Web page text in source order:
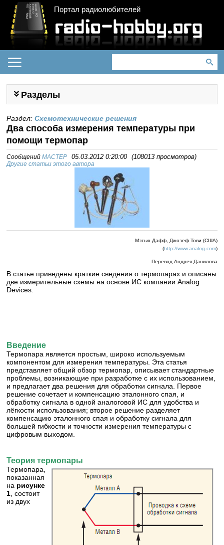
Портал радиолюбителей
Разделы
Раздел:Схемотехнические решения
Два способа измерения температуры при
помощи термопар
СообщенийMACTEP 05.03.2012 0:20:00 (108013 просмотров)
Другие статьи этого автора
Мэтью Дафф, Джозеф Тови (США)
(http://www.analog.com)
Перевод Андрея Данилова
В статье приведены краткие сведения о термопарах и описаны
две измерительные схемы на основе ИС компании Analog
Devices.
Введение
Термопара является простым, широко используемым
компонентом для измерения температуры. Эта статья
представляет общий обзор термопар, описывает стандартные
проблемы, возникающие при разработке с их использованием,
и предлагает два решения для обработки сигнала. Первое
решение сочетает и компенсацию эталонного спая, и
обработку сигнала в одной аналоговой ИС для удобства и
лёгкости использования; второе решение разделяет
компенсацию эталонного спая и обработку сигнала для
большей гибкости и точности измерения температуры с
цифровым выходом.
Теория термопары
Термопара,
показанная
на рисунке
1 , состоит
из двух